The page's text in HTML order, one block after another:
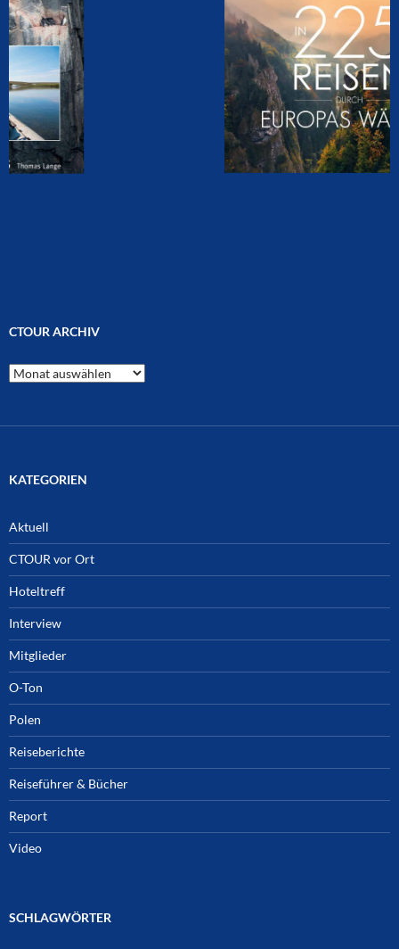
CTOUR ARCHIV
CTOUR
Archiv
KATEGORIEN
Aktuell
CTOUR vor Ort
Hoteltreff
Interview
Mitglieder
O-Ton
Polen
Reiseberichte
Reiseführer & Bücher
Report
Video
SCHLAGWÖRTER